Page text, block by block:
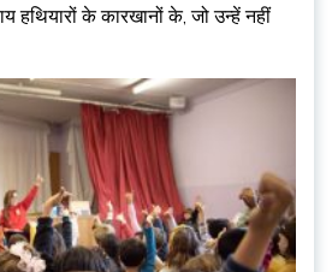
हथियारों के कारखानों के, जो उन्हें नहीं